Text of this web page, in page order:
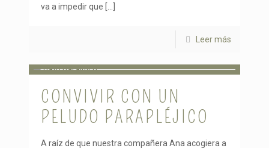
va a impedir que
Leer más
CONVIVIR CON UN
PELUDO PARAPLÉJICO
A raíz de que nuestra compañera Ana acogiera a